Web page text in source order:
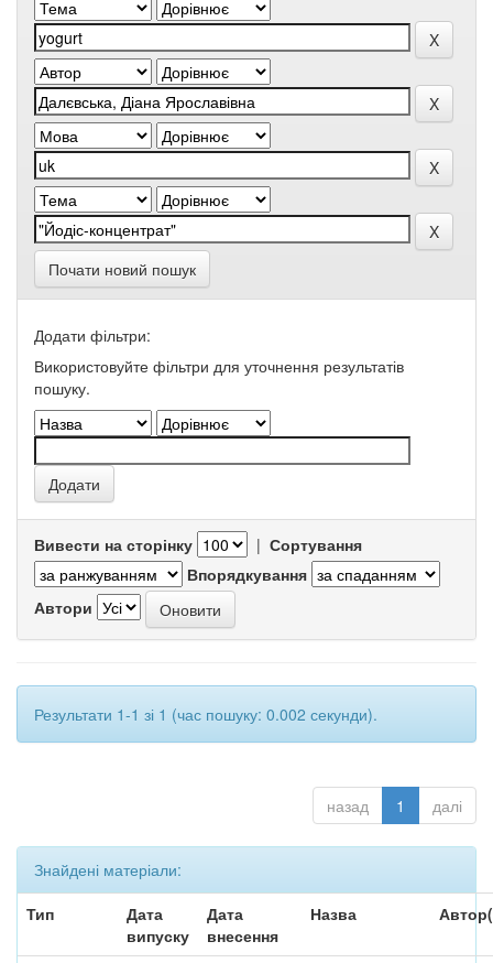
Почати новий пошук
Додати фільтри:
Використовуйте фільтри для уточнення результатів
пошуку.
Вивести на сторінку | Сортування
Впорядкування
Автори
Результати 1-1 зі 1 (час пошуку: 0.002 секунди).
назад 1 далі
Знайдені матеріали:
Тип
Дата
випуску
Дата
внесення
Назва